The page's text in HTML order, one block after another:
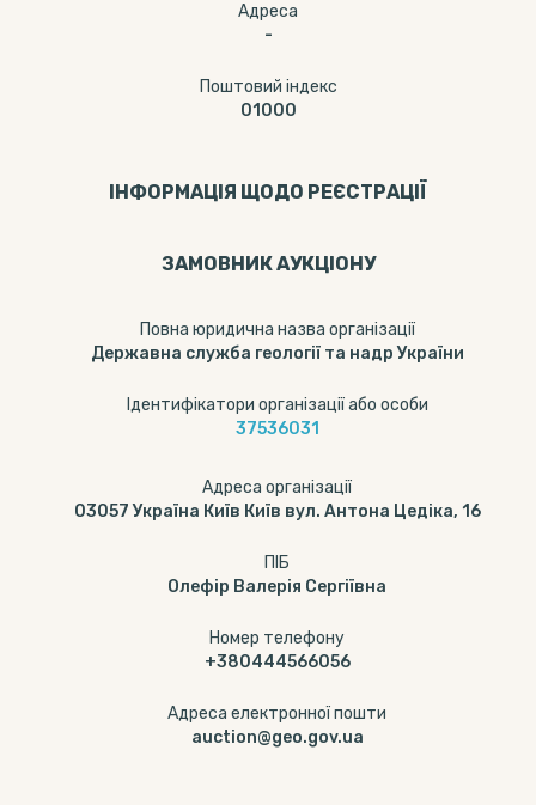
Адреса
-
Поштовий індекс
01000
ІНФОРМАЦІЯ ЩОДО РЕЄСТРАЦІЇ
ЗАМОВНИК АУКЦІОНУ
Повна юридична назва організації
Державна служба геології та надр України
Ідентифікатори організації або особи
37536031
Адреса організації
03057 Україна Київ Київ вул. Антона Цедіка, 16
ПІБ
Олефір Валерія Сергіївна
Номер телефону
+380444566056
Адреса електронної пошти
auction@geo.gov.ua